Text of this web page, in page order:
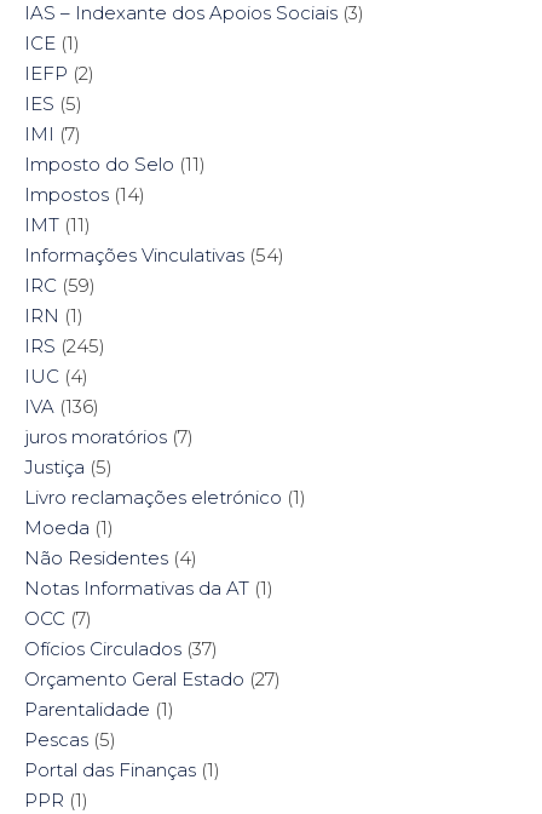
IAS – Indexante dos Apoios Sociais (3)
ICE (1)
IEFP (2)
IES (5)
IMI (7)
Imposto do Selo (11)
Impostos (14)
IMT (11)
Informações Vinculativas (54)
IRC (59)
IRN (1)
IRS (245)
IUC (4)
IVA (136)
juros moratórios (7)
Justiça (5)
Livro reclamações eletrónico (1)
Moeda (1)
Não Residentes (4)
Notas Informativas da AT (1)
OCC (7)
Ofícios Circulados (37)
Orçamento Geral Estado (27)
Parentalidade (1)
Pescas (5)
Portal das Finanças (1)
PPR (1)